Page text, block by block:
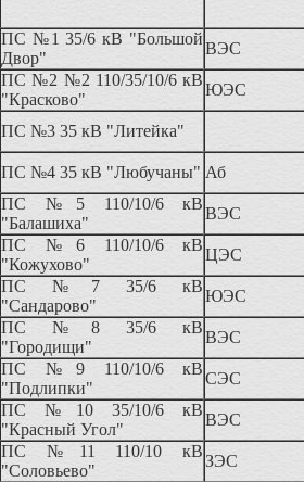
ПС №1 35/6 кВ "Большой
Двор"
ВЭС
ПС №2 №2 110/35/10/6 кВ
"Красково"
ЮЭС
ПС №3 35 кВ "Литейка"
ПС №4 35 кВ "Любучаны" Аб
ПС №5 110/10/6 кВ
"Балашиха"
ВЭС
ПС №6 110/10/6 кВ
"Кожухово"
ЦЭС
ПС №7 35/6 кВ
"Сандарово"
ЮЭС
ПС №8 35/6 кВ
"Городищи"
ВЭС
ПС №9 110/10/6 кВ
"Подлипки"
СЭС
ПС №10 35/10/6 кВ
"Красный Угол"
ВЭС
ПС №11 110/10 кВ
"Соловьево"
ЗЭС